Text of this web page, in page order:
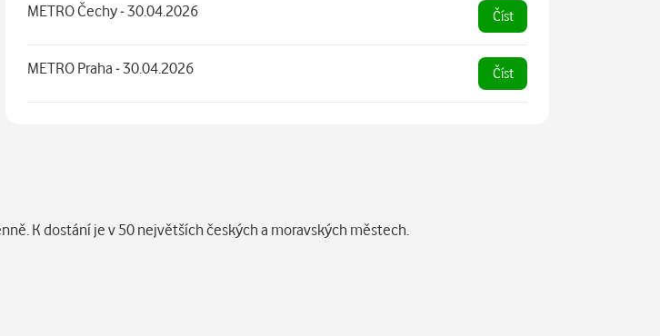
METRO Čechy - 30.04.2026 Číst
METRO Praha - 30.04.2026 Číst
K dostání je v 50 největších českých a moravských městech.